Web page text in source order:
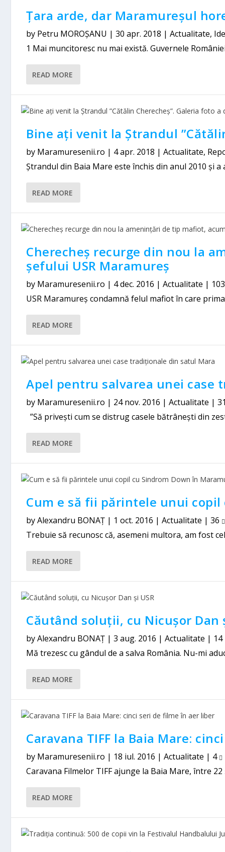
Țara arde, dar Maramureșul
by Petru MOROȘANU |30 apr. 2018 |Actualitate,
1 Mai muncitoresc nu mai există. Guvernele
READ MORE
Bine ați venit la Ștrandul
by Maramuresenii.ro | 4 apr. 2018 |Actualitate,
Ștrandul din Baia Mare este închis din anul 2010 și
READ MORE
Cherecheș recurge din nou la
șefului USR Maramureș
by Maramuresenii.ro | 4 dec. 2016 |Actualitate |
USR Maramureş condamnă felul mafiot în care
READ MORE
Apel pentru salvarea unei
by Maramuresenii.ro | 24 nov. 2016 |Actualitate |
”Să privești cum se distrug casele bătrânești din
READ MORE
Cum e să fii părintele unui
byAlexandru BONAȚ | 1 oct. 2016 |Actualitate |36
Trebuie să recunosc că, asemeni multora, am fost
READ MORE
Căutând soluții, cu Nicușor Dan
byAlexandru BONAȚ |3 aug. 2016 |Actualitate | 14
Mă trezesc cu gândul de a salva România. Nu-mi
READ MORE
Caravana TIFF la Baia Mare:
by Maramuresenii.ro | 18 iul. 2016 |Actualitate | 4
Caravana Filmelor TIFF ajunge la Baia Mare, între
READ MORE